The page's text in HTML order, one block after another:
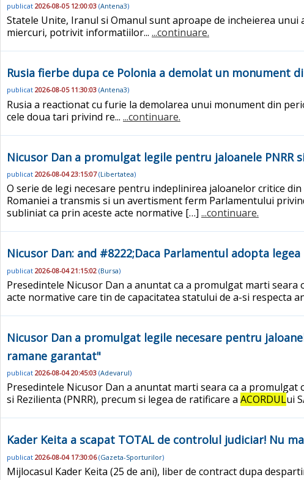
publicat 2026-08-05 12:00:03 (Antena3)
Statele Unite, Iranul si Omanul sunt aproape de incheierea
miercuri, potrivit informatiilor... ...continuare.
Rusia fierbe dupa ce Polonia a demolat un monument
publicat 2026-08-05 11:30:03 (Antena3)
Rusia a reactionat cu furie la demolarea unui monument din
cele doua tari privind re... ...continuare.
Nicusor Dan a promulgat legile pentru jaloanele PNRR
publicat 2026-08-04 23:15:07(Libertatea)
O serie de legi necesare pentru indeplinirea jaloanelor critice din
Romaniei a transmis si un avertisment ferm Parlamentului
subliniat ca prin aceste acte normative […] ...continuare.
Nicusor Dan: and #8222;Daca Parlamentul adopta
publicat 2026-08-04 21:15:02 (Bursa)
Presedintele Nicusor Dan a anuntat ca a promulgat marti
acte normative care tin de capacitatea statului de a-si respecta
Nicusor Dan a promulgat legile necesare pentru
ramane garantat"
publicat 2026-08-04 20:45:03 (Adevarul)
Presedintele Nicusor Dan a anuntat marti seara ca a
si Rezilienta (PNRR), precum si legea de ratificare a ACORDULui
Kader Keita a scapat TOTAL de controlul judiciar! Nu
publicat 2026-08-04 17:30:06(Gazeta-Sporturilor)
Mijlocasul Kader Keita (25 de ani), liber de contract dupa